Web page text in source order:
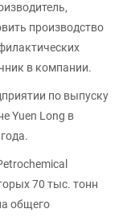
производство
в компании.
по выпуску
Yuen Long в
70 тыс. тонн
общего